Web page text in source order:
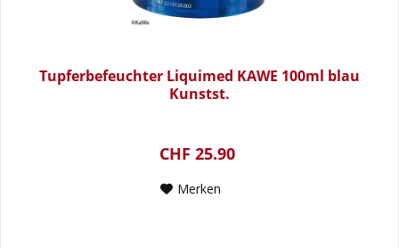
Tupferbefeuchter Liquimed KAWE 100ml blau
Kunstst.
CHF 25.90
Merken